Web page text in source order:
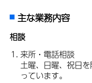
主な業務内容
相談
来所・電話相談
土曜、日曜、祝日
っています。